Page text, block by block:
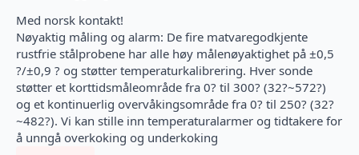
Med norsk kontakt!
Nøyaktig måling og alarm: De fire matvaregodkjente
rustfrie stålprobene har alle høy målenøyaktighet på ±0,5
?/±0,9 ? og støtter temperaturkalibrering. Hver sonde
støtter et korttidsmåleområde fra 0? til 300? (32?~572?)
og et kontinuerlig overvåkingsområde fra 0? til 250? (32?
~482?). Vi kan stille inn temperaturalarmer og tidtakere for
å unngå overkoking og underkoking